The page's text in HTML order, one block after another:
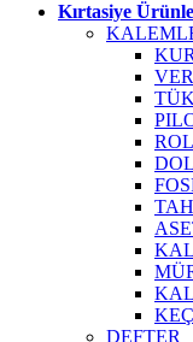
Kırtasiye
DEFTER